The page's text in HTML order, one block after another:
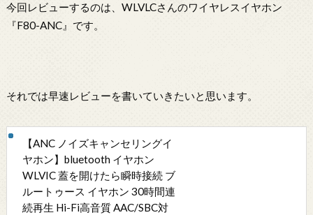
今回レビューするのは、WLVLCさんのワイヤレスイヤホン
『F80-ANC』です。
それでは早速レビューを書いていきたいと思います。
【ANC ノイズキャンセリングイ
ヤホン】bluetooth イヤホン
WLVIC 蓋を開けたら瞬時接続 ブ
ルートゥース イヤホン 30時間連
続再生 Hi-Fi高音質 AAC/SBC対